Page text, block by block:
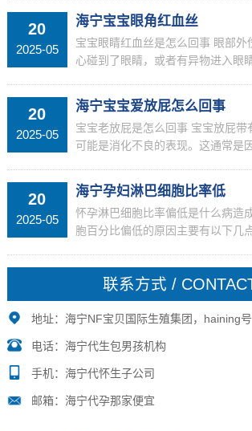
时候细菌进入眼睛会引起角膜炎，
20
2025-05
海宁宝宝眼角红血丝
宝宝眼睛红血丝是怎么回事 眼部外
心碰到了眼睛，或者有异物进入眼
可能对宝宝的眼睛造成刺激。睡眠
20
2025-05
海宁宝宝爱放屁怎么回事
宝宝老放屁是怎么回事 宝宝放屁带
可能是消化不良的表现。这通常是
应调整饮食，避免过于油腻；如果
20
2025-05
海宁孕妇淋巴细胞比率低
怀孕淋巴细胞比率偏低是什么病造
胞百分比偏低的原因主要有以下几
长发育需求，可能会出现抵抗力偏
联系方式 /
地址：海宁NF宝贝国际生殖集团，haining号
电话：海宁代生包男孩机构
手机：海宁代怀生子公司
邮箱：海宁代孕那家便宜